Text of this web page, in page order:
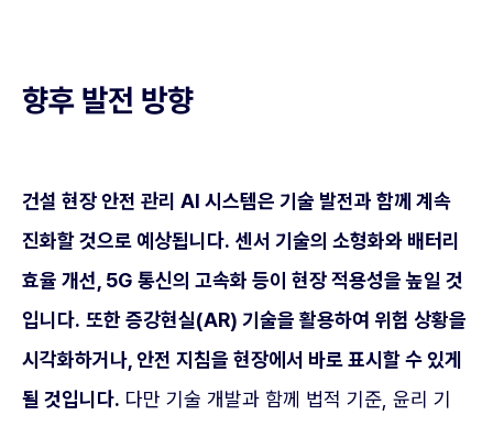
향후 발전 방향
건설 현장 안전 관리 AI 시스템은 기술 발전과 함께 계속
진화할 것으로 예상됩니다. 센서 기술의 소형화와 배터리
효율 개선, 5G 통신의 고속화 등이 현장 적용성을 높일 것
입니다. 또한 증강현실(AR) 기술을 활용하여 위험 상황을
시각화하거나, 안전 지침을 현장에서 바로 표시할 수 있게
될 것입니다. 다만 기술 개발과 함께 법적 기준, 윤리 기